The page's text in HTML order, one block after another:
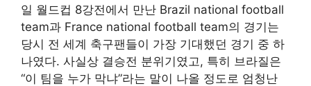
일 월드컵 8강전에서 만난 Brazil national football
team과 France national football team의 경기는
당시 전 세계 축구팬들이 가장 기대했던 경기 중 하
나였다. 사실상 결승전 분위기였고, 특히 브라질은
“이 팀을 누가 막냐”라는 말이 나올 정도로 엄청난